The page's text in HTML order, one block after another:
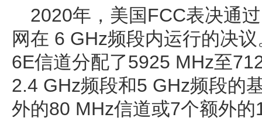
2020年，美国FCC表决通
网在 6 GHz频段内运行的决
6E信道分配了5925 MHz至
2.4 GHz频段和5 GHz频段的
外的80 MHz信道或7个额外